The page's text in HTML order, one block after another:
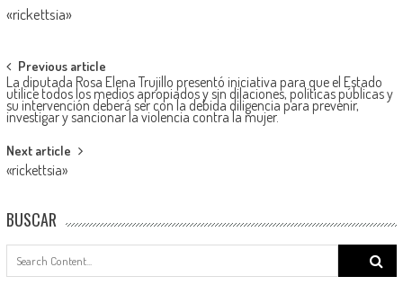
«rickettsia»
Post
navigation
Previous article
La diputada Rosa Elena Trujillo presentó iniciativa para que el Estado
utilice todos los medios apropiados y sin dilaciones, políticas públicas y
su intervención deberá ser con la debida diligencia para prevenir,
investigar y sancionar la violencia contra la mujer.
Next article
«rickettsia»
BUSCAR
Search
for: